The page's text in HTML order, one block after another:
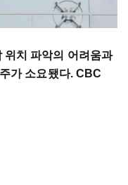
위치 파악의 어려움과
가 소요됐다. CBC